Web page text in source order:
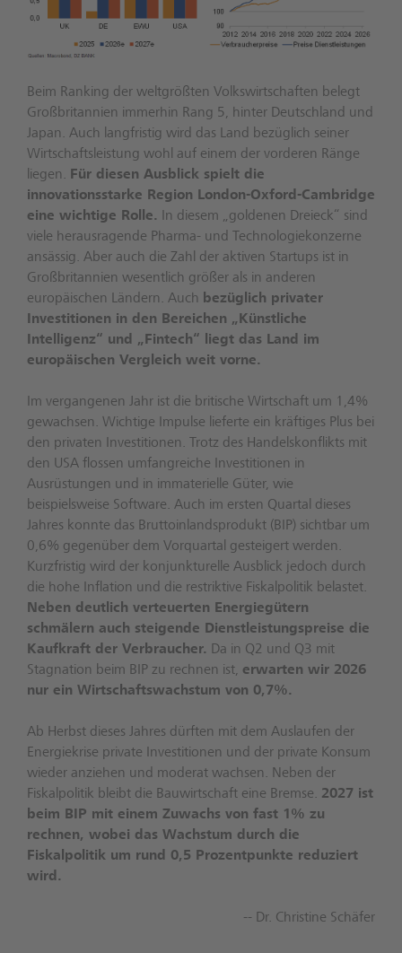
Beim Ranking der weltgrößten Volkswirtschaften belegt
Großbritannien immerhin Rang 5, hinter Deutschland und
Japan. Auch langfristig wird das Land bezüglich seiner
Wirtschaftsleistung wohl auf einem der vorderen Ränge
liegen. Für diesen Ausblick spielt die
innovationsstarke Region London-Oxford-Cambridge
eine wichtige Rolle.
In diesem „goldenen Dreieck“ sind
viele herausragende Pharma- und Technologiekonzerne
ansässig. Aber auch die Zahl der aktiven Startups ist in
Großbritannien wesentlich größer als in anderen
europäischen Ländern. Auch bezüglich privater
Investitionen in den Bereichen „Künstliche
Intelligenz“ und „Fintech“ liegt das Land im
europäischen Vergleich weit vorne.
Im vergangenen Jahr ist die britische Wirtschaft um 1,4%
gewachsen. Wichtige Impulse lieferte ein kräftiges Plus bei
den privaten Investitionen. Trotz des Handelskonflikts mit
den USA flossen umfangreiche Investitionen in
Ausrüstungen und in immaterielle Güter, wie
beispielsweise Software. Auch im ersten Quartal dieses
Jahres konnte das Bruttoinlandsprodukt (BIP) sichtbar um
0,6% gegenüber dem Vorquartal gesteigert werden.
Kurzfristig wird der konjunkturelle Ausblick jedoch durch
die hohe Inflation und die restriktive Fiskalpolitik belastet.
Neben deutlich verteuerten Energiegütern
schmälern auch steigende Dienstleistungspreise die
Kaufkraft der Verbraucher. Da in Q2 und Q3 mit
Stagnation beim BIP zu rechnen ist, erwarten wir 2026
nur ein Wirtschaftswachstum von 0,7%.
Ab Herbst dieses Jahres dürften mit dem Auslaufen der
Energiekrise private Investitionen und der private Konsum
wieder anziehen und moderat wachsen. Neben der
Fiskalpolitik bleibt die Bauwirtschaft eine Bremse. 2027 ist
beim BIP mit einem Zuwachs von fast 1% zu
rechnen, wobei das Wachstum durch die
Fiskalpolitik um rund 0,5 Prozentpunkte reduziert
wird.
-- Dr. Christine Schäfer